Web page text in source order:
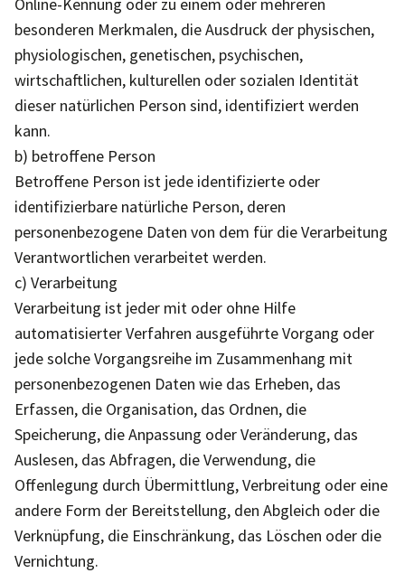
Online-Kennung oder zu einem oder mehreren
besonderen Merkmalen, die Ausdruck der physischen,
physiologischen, genetischen, psychischen,
wirtschaftlichen, kulturellen oder sozialen Identität
dieser natürlichen Person sind, identifiziert werden
kann.
b) betroffene Person
Betroffene Person ist jede identifizierte oder
identifizierbare natürliche Person, deren
personenbezogene Daten von dem für die Verarbeitung
Verantwortlichen verarbeitet werden.
c) Verarbeitung
Verarbeitung ist jeder mit oder ohne Hilfe
automatisierter Verfahren ausgeführte Vorgang oder
jede solche Vorgangsreihe im Zusammenhang mit
personenbezogenen Daten wie das Erheben, das
Erfassen, die Organisation, das Ordnen, die
Speicherung, die Anpassung oder Veränderung, das
Auslesen, das Abfragen, die Verwendung, die
Offenlegung durch Übermittlung, Verbreitung oder eine
andere Form der Bereitstellung, den Abgleich oder die
Verknüpfung, die Einschränkung, das Löschen oder die
Vernichtung.